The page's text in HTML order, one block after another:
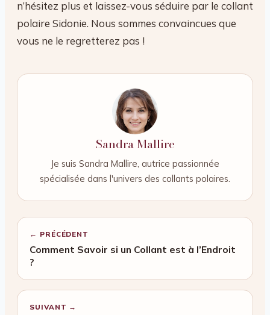
n’hésitez plus et laissez-vous séduire par le collant
polaire Sidonie. Nous sommes convaincues que
vous ne le regretterez pas !
Sandra Mallire
Je suis Sandra Mallire, autrice passionnée
spécialisée dans l'univers des collants polaires.
← PRÉCÉDENT
Comment Savoir si un Collant est à l’Endroit
?
SUIVANT →